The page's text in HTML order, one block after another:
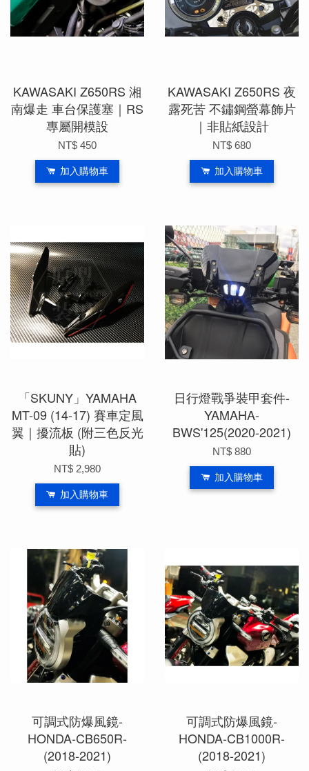
KAWASAKI Z650RS 湘
南爆走 車台保護塞｜RS
專屬開模設
NT$ 450
加入購物車
KAWASAKI Z650RS 夜
露死苦 不鏽鋼螢幕飾片
｜非貼紙設計
NT$ 680
加入購物車
「SKUNY」YAMAHA
MT-09 (14-17) 賽車定風
翼｜擾流板 (附三色反光
貼)
NT$ 2,980
加入購物車
日行燈戰爭裝甲套件-
YAMAHA-
BWS'125(2020-2021)
NT$ 880
加入購物車
可調式防爆風鏡-
HONDA-CB650R-
(2018-2021)
可調式防爆風鏡-
HONDA-CB1000R-
(2018-2021)